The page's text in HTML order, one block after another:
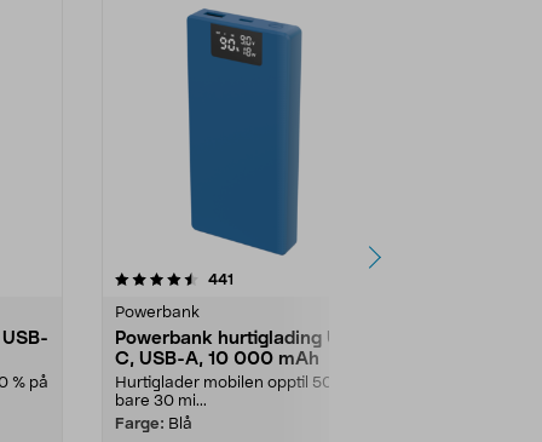
% på
441
Powerbank
Powerbank hurtiglading USB-
C, USB-A, 10 000 mAh
Hurtiglader mobilen opptil 50 % på
bare 30 mi...
Farge: Blå